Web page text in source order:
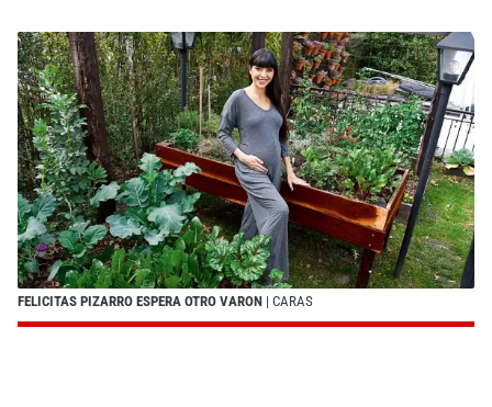
FELICITAS PIZARRO ESPERA OTRO VARON | CARAS